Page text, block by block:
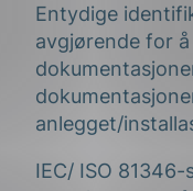
Entydige
avgjørende for
anlegget/
IEC/ ISO